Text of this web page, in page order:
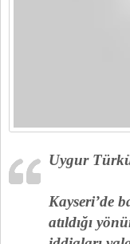
Uygur
Kayseri’de
atıldığı